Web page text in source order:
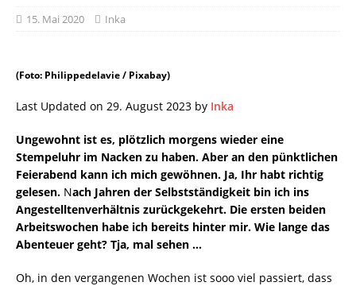
15. Mai 2020 Inka
(Foto: Philippedelavie / Pixabay)
Last Updated on 29. August 2023 by Inka
Ungewohnt ist es, plötzlich morgens wieder eine
Stempeluhr im Nacken zu haben. Aber an den pünktlichen
Feierabend kann ich mich gewöhnen. Ja, Ihr habt richtig
gelesen. Nach Jahren der Selbstständigkeit bin ich ins
Angestelltenverhältnis zurückgekehrt. Die ersten beiden
Arbeitswochen habe ich bereits hinter mir. Wie lange das
Abenteuer geht? Tja, mal sehen …
Oh, in den vergangenen Wochen ist sooo viel passiert, dass